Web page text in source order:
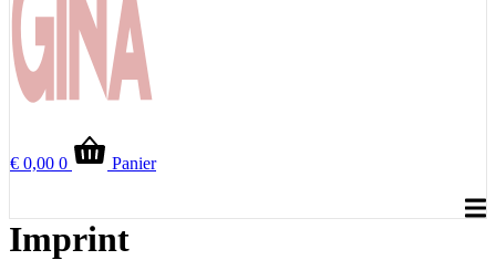
€ 0,00 0 Panier
Imprint